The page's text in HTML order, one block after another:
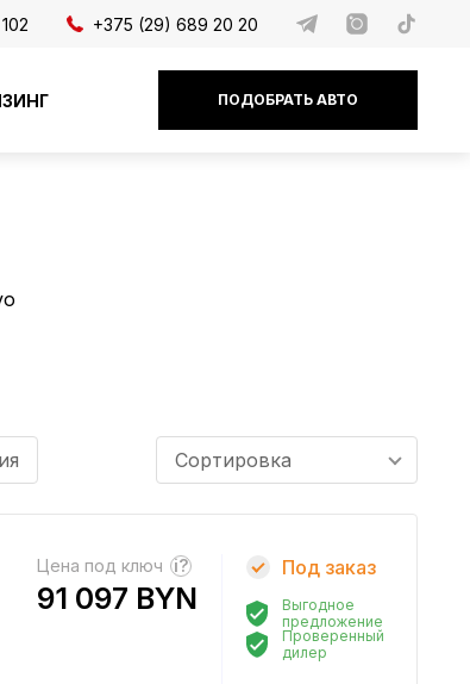
+375 (29) 689 20 20
ПОДОБРАТЬ АВТО
Сортировка
Цена под ключ ?
91 097 BYN
Под заказ
Выгодное
предложение
Проверенный
дилер